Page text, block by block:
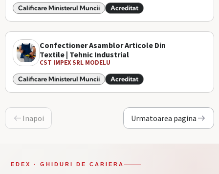
Calificare Ministerul Muncii Acreditat
Confectioner Asamblor Articole Din
Textile | Tehnic Industrial
CST IMPEX SRL MODELU
Calificare Ministerul Muncii Acreditat
Inapoi Urmatoarea pagina
EDEX · GHIDURI DE CARIERA